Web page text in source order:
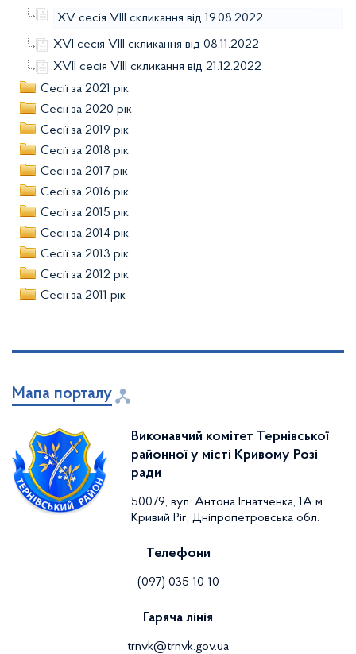
XV сесія VIII скликання від 19.08.2022
XVI сесія VIII скликання від 08.11.2022
XVII сесія VIII скликання від 21.12.2022
Сесії за 2021 рік
Сесії за 2020 рік
Сесії за 2019 рік
Сесії за 2018 рік
Сесії за 2017 рік
Сесії за 2016 рік
Сесії за 2015 рік
Сесії за 2014 рік
Сесії за 2013 рік
Сесії за 2012 рік
Сесії за 2011 рік
Мапа порталу
Виконавчий комітет Тернівської
районної у місті Кривому Розі
ради
50079, вул. Антона Ігнатченка, 1А м.
Кривий Ріг, Дніпропетровська обл.
Телефони
(097) 035-10-10
Гаряча лінія
trnvk@trnvk.gov.ua